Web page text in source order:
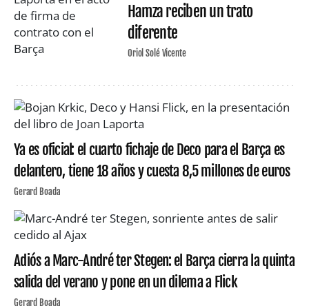
Hamza reciben un trato
diferente
Oriol Solé Vicente
Ya es oficial: el cuarto fichaje de Deco para el Barça es
delantero, tiene 18 años y cuesta 8,5 millones de euros
Gerard Boada
Adiós a Marc-André ter Stegen: el Barça cierra la quinta
salida del verano y pone en un dilema a Flick
Gerard Boada